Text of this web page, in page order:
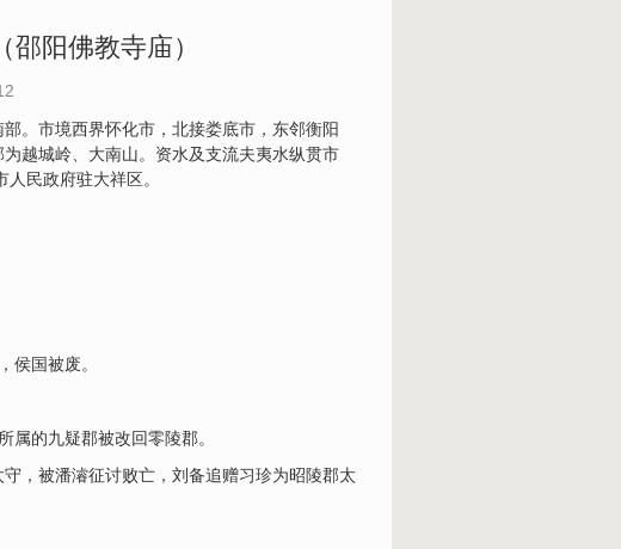
阳佛教寺庙）
。市境西界怀化市，北接娄底市，东邻衡阳
越城岭、大南山。资水及支流夫夷水纵贯市
民政府驻大祥区。
国被废。
的九疑郡被改回零陵郡。
，被潘濬征讨败亡，刘备追赠习珍为昭陵郡太